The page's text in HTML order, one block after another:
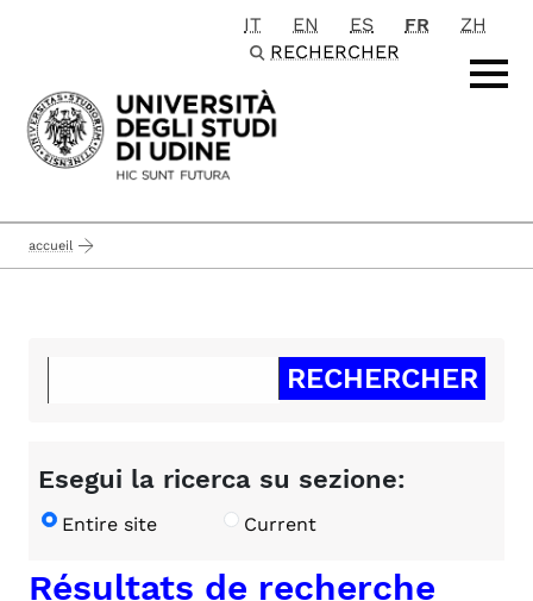
Passa al contenuto principale
IT EN ES FR
ZH
RECHERCHER
accueil
Esegui la ricerca su sezione:
Entire site Current
Résultats de recherche